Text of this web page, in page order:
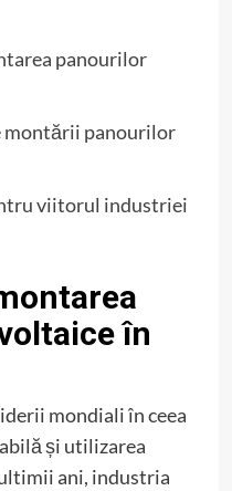
panourilor
montării panourilor
viitorul industriei
în
mondiali în ceea
și utilizarea
ani, industria